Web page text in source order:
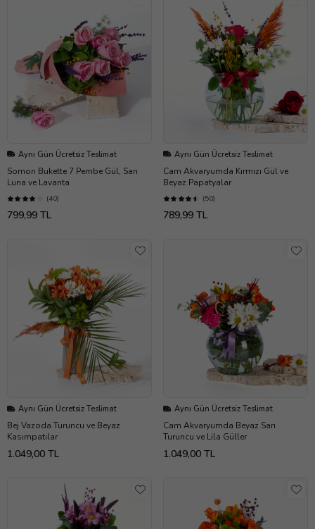
Aynı Gün Ücretsiz Teslimat
Somon Bukette 7 Pembe Gül, Sarı
Luna ve Lavanta
(40)
799,99 TL
Aynı Gün Ücretsiz Teslimat
Cam Akvaryumda Kırmızı Gül ve
Beyaz Papatyalar
(50)
789,99 TL
Aynı Gün Ücretsiz Teslimat
Bej Vazoda Turuncu ve Beyaz
Kasımpatılar
1.049,00 TL
Aynı Gün Ücretsiz Teslimat
Cam Akvaryumda Beyaz Sarı
Turuncu ve Lila Güller
1.049,00 TL